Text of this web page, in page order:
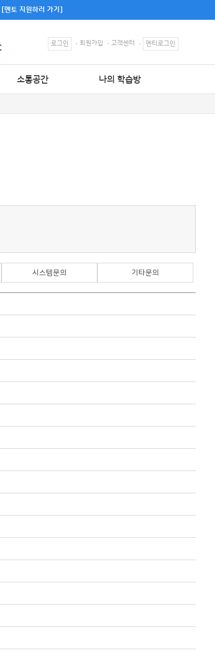
[멘토 지원하러 가기]
로그인 회원가입 고객센터 멘티로그인
소통공간 나의 학습방
시스템문의 기타문의